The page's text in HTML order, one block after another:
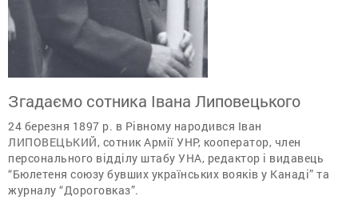
Згадаємо сотника Івана Липовецького
24 березня 1897 р. в Рівному народився Іван
ЛИПОВЕЦЬКИЙ, сотник Армії УНР, кооператор, член
персонального відділу штабу УНА, редактор і видавець
“Бюлетеня союзу бувших українських вояків у Канаді” та
журналу “Дороговказ”.